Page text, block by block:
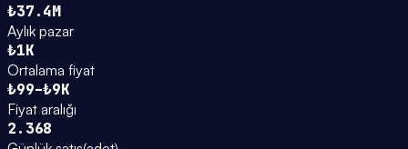
₺37.4M
Aylık pazar
₺1K
Ortalama fiyat
₺99–₺9K
Fiyat aralığı
2.368